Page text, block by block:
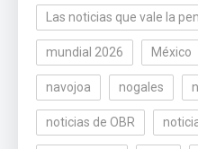
Las noticias que vale la
mundial 2026 México
navojoa nogales
noticias de OBR